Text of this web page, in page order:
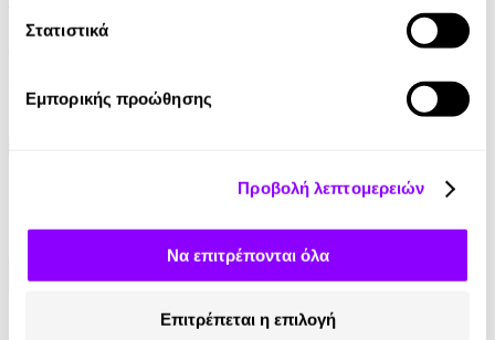
Στατιστικά
Εμπορικής προώθησης
Προβολή λεπτομερειών
Να επιτρέπονται όλα
Επιτρέπεται η επιλογή
Χρύσα Σκοπελίτου